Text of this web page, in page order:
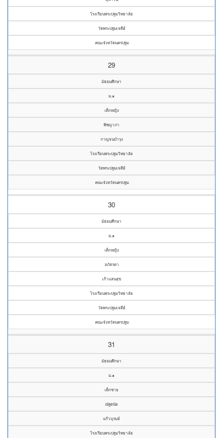
โรงเรียนพระปฐมวิทยาลัย
วัดพระปฐมเจดีย์
คณะจังหวัดนครปฐม
29
มัธยมศึกษา
ม.๑
เด็กหญิง
พิชญาภา
กาญจนบำรุง
โรงเรียนพระปฐมวิทยาลัย
วัดพระปฐมเจดีย์
คณะจังหวัดนครปฐม
30
มัธยมศึกษา
ม.๑
เด็กหญิง
ลภัสรดา
เก้าแสนสุข
โรงเรียนพระปฐมวิทยาลัย
วัดพระปฐมเจดีย์
คณะจังหวัดนครปฐม
31
มัธยมศึกษา
ม.๑
เด็กชาย
ณัฐดนัย
แก้วบุรมย์
โรงเรียนพระปฐมวิทยาลัย